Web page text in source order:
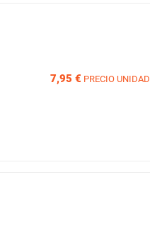
7,95 € PRECIO UNIDAD